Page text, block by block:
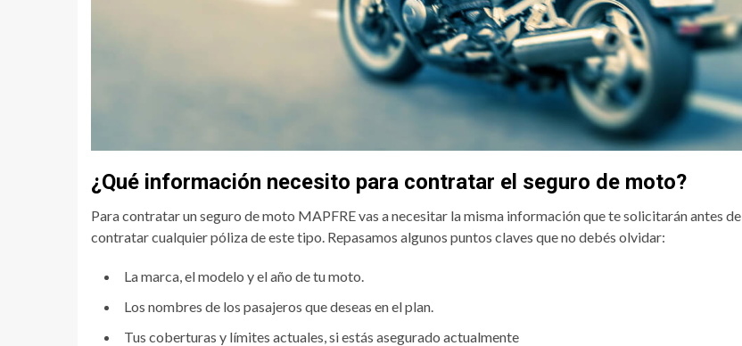
¿Qué información necesito para contratar el seguro de moto?
Para contratar un seguro de moto MAPFRE vas a necesitar la misma información que te solicitarán antes de
contratar cualquier póliza de este tipo. Repasamos algunos puntos claves que no debés olvidar:
La marca, el modelo y el año de tu moto.
Los nombres de los pasajeros que deseas en el plan.
Tus coberturas y límites actuales, si estás asegurado actualmente